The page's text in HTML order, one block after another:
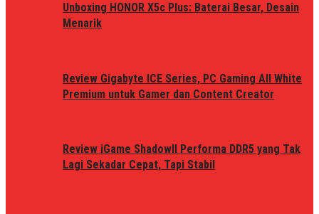
Unboxing HONOR X5c Plus: Baterai Besar, Desain
Menarik
Review Gigabyte ICE Series, PC Gaming All White
Premium untuk Gamer dan Content Creator
Review iGame ShadowII Performa DDR5 yang Tak
Lagi Sekadar Cepat, Tapi Stabil